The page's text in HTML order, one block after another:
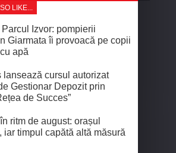
LIKE...
Parcul Izvor: pompierii
Giarmata îi provoacă pe copii
apă
lansează cursul autorizat
Gestionar Depozit prin
de Succes”
ritm de august: orașul
iar timpul capătă altă măsură